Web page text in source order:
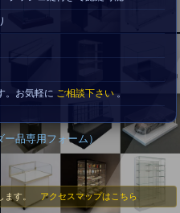
。お気軽に ご相談下さい 。
品専用フォーム）
ます。 アクセスマップはこちら